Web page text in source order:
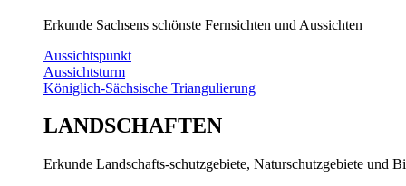
Erkunde Sachsens schönste Fernsichten und Aussichten
Aussichtspunkt
Aussichtsturm
Königlich-Sächsische Triangulierung
LANDSCHAFTEN
Erkunde Landschafts-schutzgebiete, Naturschutzgebiete und